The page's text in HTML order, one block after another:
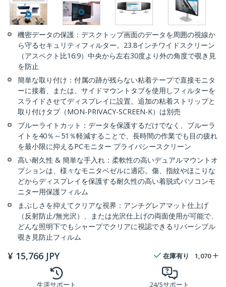
機密データの保護：デスクトップ画面のデータを周囲の視線か
ら守るセキュリティフィルター。23.8インチワイドスクリーン
（アスペクト比16:9）中央から左右30度より外の角度で覗き見
を防止
簡単な取り付け：付属の跡が残らない粘着テープで直接モニタ
ーに接着、または、サイドマウントタブを使用しフィルターを
スライドさせてディスプレイに設置。追加の粘着ストリップと
取り付けタブ（MON-PRIVACY-SCREEN-K）は別売
ブルーライトカット：データを保護するだけでなく、ブルーラ
イトを40％～51％軽減することで、長時間の作業でも目の疲れ
を最小限に抑えるPCモニター プライバシースクリーン
高い耐久性 & 簡単な手入れ：柔軟性の高いデュアルマウントオ
プションは、様々なモニタベゼルに適応。傷、指紋やほこりな
どからディスプレイを保護する耐久性の高い着脱式パソコンモ
ニター用保護フィルム
まぶしさを抑えてクリアな視界：アンチグレアマット仕上げ
（反射防止/無光沢）、または光沢仕上げの両面使用が可能で、
どんな照明下でもシャープでクリアに視認できるリバーシブル
覗き見防止フィルム
¥ 15,766 JPY 在庫有り 1,070
生涯サポート 24/5サポート